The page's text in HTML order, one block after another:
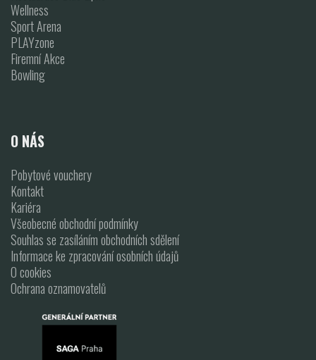
Wellness
Sport Arena
PLAYzone
Firemní Akce
Bowling
O NÁS
Pobytové vouchery
Kontakt
Kariéra
Všeobecné obchodní podmínky
Souhlas se zasíláním obchodních sdělení
Informace ke zpracování osobních údajů
O cookies
Ochrana oznamovatelů